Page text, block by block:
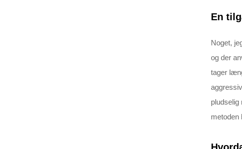
En
Noget,
og der
tager
metoden